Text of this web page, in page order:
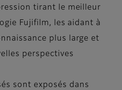
tirant le meilleur
Fujifilm, les aidant à
plus large et
perspectives
sont exposés dans